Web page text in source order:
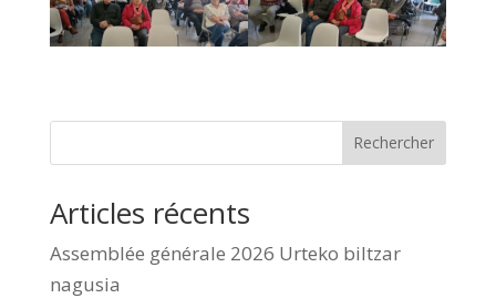
Rechercher
Articles récents
Assemblée générale 2026 Urteko biltzar
nagusia